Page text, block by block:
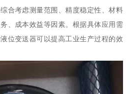
合考虑测量范围、精度稳定性、材料
、成本效益等因素。根据具体应用需
位变送器可以提高工业生产过程的效